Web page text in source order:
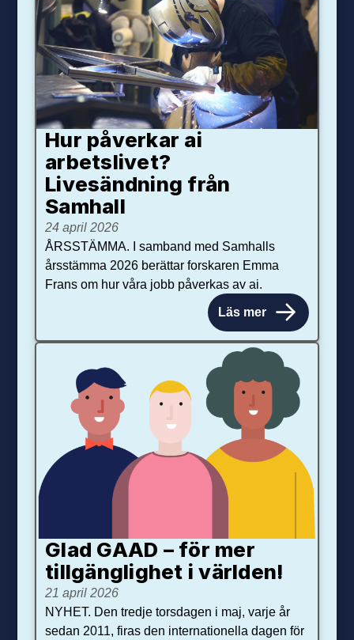
Hur påverkar ai
arbetslivet?
Livesändning från
Samhall
24 april 2026
ÅRSSTÄMMA. I samband med Samhalls
årsstämma 2026 berättar forskaren Emma
Frans om hur våra jobb påverkas av ai.
Läs mer
Glad GAAD – för mer
tillgänglighet i världen!
21 april 2026
NYHET. Den tredje torsdagen i maj, varje år
sedan 2011, firas den internationella dagen för